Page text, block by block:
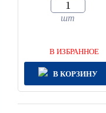
шт
В ИЗБРАННОЕ
В КОРЗИНУ